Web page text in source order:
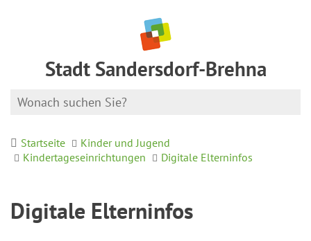
Stadt Sandersdorf-Brehna
Startseite
Kinder und Jugend
Kindertageseinrichtungen
Digitale Elterninfos
Digitale Elterninfos